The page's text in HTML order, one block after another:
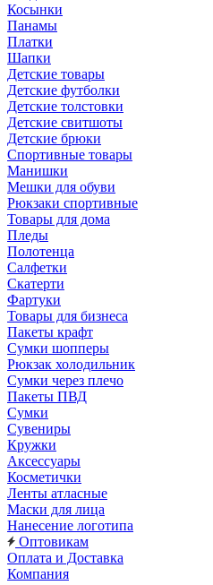
Косынки
Панамы
Платки
Шапки
Детские товары
Детские футболки
Детские толстовки
Детские свитшоты
Детские брюки
Спортивные товары
Манишки
Мешки для обуви
Рюкзаки спортивные
Товары для дома
Пледы
Полотенца
Салфетки
Скатерти
Фартуки
Товары для бизнеса
Пакеты крафт
Сумки шопперы
Рюкзак холодильник
Сумки через плечо
Пакеты ПВД
Сумки
Сувениры
Кружки
Аксессуары
Косметички
Ленты атласные
Маски для лица
Нанесение логотипа
Оптовикам
Оплата и Доставка
Компания